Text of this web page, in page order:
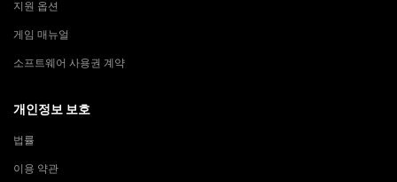
지원 옵션
게임 매뉴얼
소프트웨어 사용권 계약
개인정보 보호
법률
이용 약관